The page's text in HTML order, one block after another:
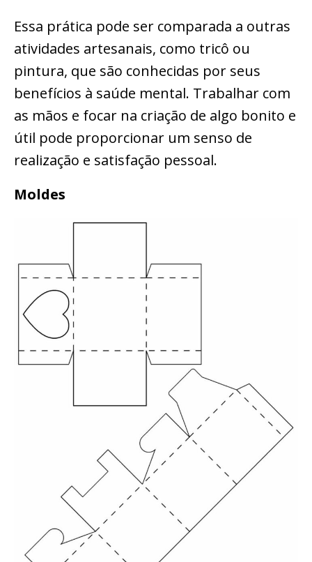
Essa prática pode ser comparada a outras
atividades artesanais, como tricô ou
pintura, que são conhecidas por seus
benefícios à saúde mental. Trabalhar com
as mãos e focar na criação de algo bonito e
útil pode proporcionar um senso de
realização e satisfação pessoal.
Moldes